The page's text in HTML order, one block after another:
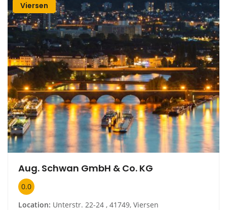
Viersen
Aug. Schwan GmbH & Co. KG
0.0
Location: Unterstr. 22-24 , 41749, Viersen